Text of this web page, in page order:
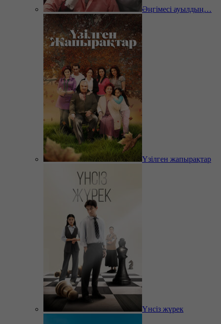
Әңгімесі ауылдың…
Үзілген жапырақтар
Үнсіз жүрек